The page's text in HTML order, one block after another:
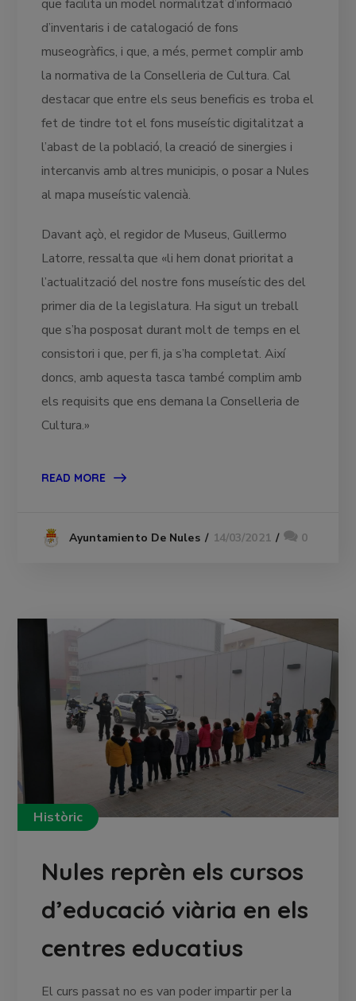
que facilita un model normalitzat d’informació
d’inventaris i de catalogació de fons
museogràfics, i que, a més, permet complir amb
la normativa de la Conselleria de Cultura. Cal
destacar que entre els seus beneficis es troba el
fet de tindre tot el fons museístic digitalitzat a
l’abast de la població, la creació de sinergies i
intercanvis amb altres municipis, o posar a Nules
al mapa museístic valencià.
Davant açò, el regidor de Museus, Guillermo
Latorre, ressalta que «li hem donat prioritat a
l’actualització del nostre fons museístic des del
primer dia de la legislatura. Ha sigut un treball
que s’ha posposat durant molt de temps en el
consistori i que, per fi, ja s’ha completat. Així
doncs, amb aquesta tasca també complim amb
els requisits que ens demana la Conselleria de
Cultura.»
READ MORE
Ayuntamiento De Nules 14/03/2021 0
Històric
Nules reprèn els cursos
d’educació viària en els
centres educatius
El curs passat no es van poder impartir per la